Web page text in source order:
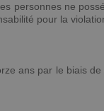
personnes ne
pour la
ans par le biais